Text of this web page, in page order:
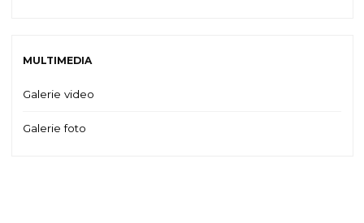
MULTIMEDIA
Galerie video
Galerie foto